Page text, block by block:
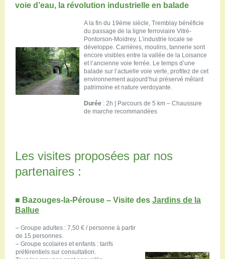
voie d’eau, la révolution industrielle en balade
A la fin du 19ème siècle, Tremblay bénéficie
du passage de la ligne ferroviaire Vitré-
Pontorson-Moidrey. L’industrie locale se
développe. Carrières, moulins, tannerie sont
encore visibles entre la vallée de la Loisance
et l’ancienne voie ferrée. Le temps d’une
balade sur l’actuelle voie verte, profitez de cet
environnement aujourd’hui préservé mêlant
patrimoine et nature verdoyante.
Durée : 2h | Parcours de 5 km – Chaussure
de marche recommandées
Les visites proposées par nos
partenaires :
■ Bazouges-la-Pérouse – Visite des Jardins de la
Ballue
– Groupe adultes : 7,50 € / personne à partir
de 15 personnes.
– Groupe scolaires et enfants : tarifs
préférentiels sur consultation.